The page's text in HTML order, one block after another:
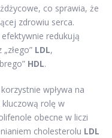
co sprawia, że
zdrowiu serca.
efektywnie redukują
LDL,
HDL.
wpływa na
rolę w
obecne w liczi
cholesterolu LDL